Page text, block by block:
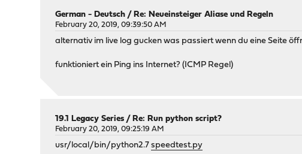
German - Deutsch /Re: Neueinsteiger Aliase und Regeln
February 20, 2019, 09:39:50 AM
alternativ im live log gucken was passiert wenn du eine Seite
funktioniert ein Ping ins Internet? (ICMP Regel)
19.1 Legacy Series /Re: Run python script?
February 20, 2019, 09:25:19 AM
usr/local/bin/python2.7speedtest.py